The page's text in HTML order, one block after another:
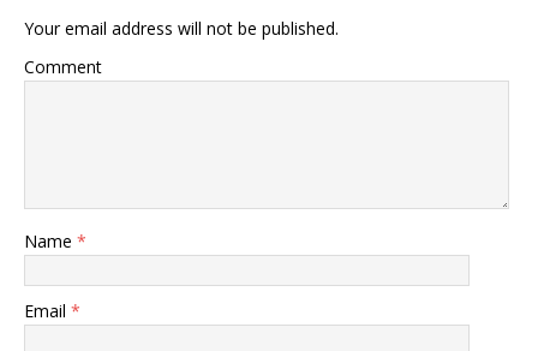
Your email address will not be published.
Comment
Name *
Email *